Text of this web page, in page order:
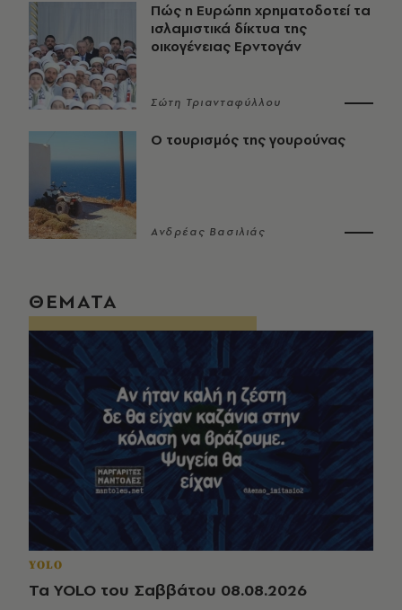
Πώς η Ευρώπη χρηματοδοτεί τα
ισλαμιστικά δίκτυα της
οικογένειας Ερντογάν
Σώτη Τριανταφύλλου
Ο τουρισμός της γουρούνας
Ανδρέας Βασιλιάς
ΘΕΜΑΤΑ
YOLO
Τα YOLO του Σαββάτου 08.08.2026